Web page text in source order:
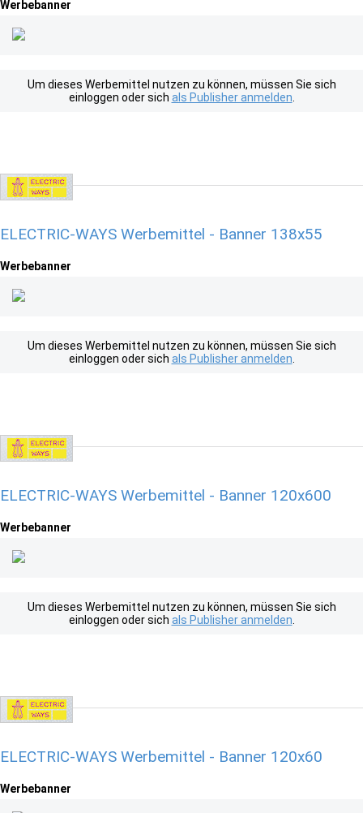
Werbebanner
Um dieses Werbemittel nutzen zu können, müssen Sie sich
einloggen oder sich als Publisher anmelden
ELECTRIC-WAYS Werbemittel - Banner 138x55
Werbebanner
Um dieses Werbemittel nutzen zu können, müssen Sie sich
einloggen oder sich als Publisher anmelden
ELECTRIC-WAYS Werbemittel - Banner 120x600
Werbebanner
Um dieses Werbemittel nutzen zu können, müssen Sie sich
einloggen oder sich als Publisher anmelden
ELECTRIC-WAYS Werbemittel - Banner 120x60
Werbebanner